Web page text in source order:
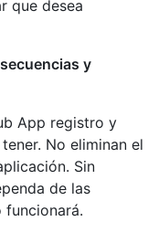
que desea
y
App registro y
No eliminan el
Sin
de las
funcionará.